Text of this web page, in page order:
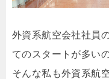
外資系航空会社社員
てのスタートが多い
そんな私も外資系航